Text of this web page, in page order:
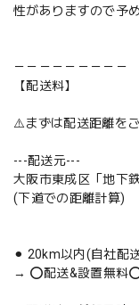
性がありますので予
－－－－－－－－－
【配送料】
⚠️まずは配送距離を
---配送元---
大阪市東成区「地下
(下道での距離計算)
⚫︎ 20km以内(自社配
→ ⭕️配送&設置無料